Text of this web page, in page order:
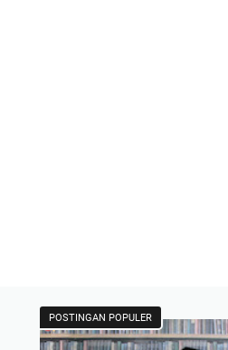
POSTINGAN POPULER